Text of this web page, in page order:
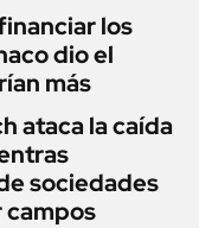
los
dio el
más
ataca la caída
sociedades
campos